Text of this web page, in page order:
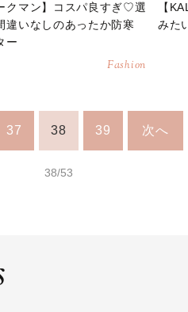
クマン】コスパ良すぎ♡選
違いなしのあったか防寒
ー
Fashion
【
みた
37 38 39 次へ
38/53